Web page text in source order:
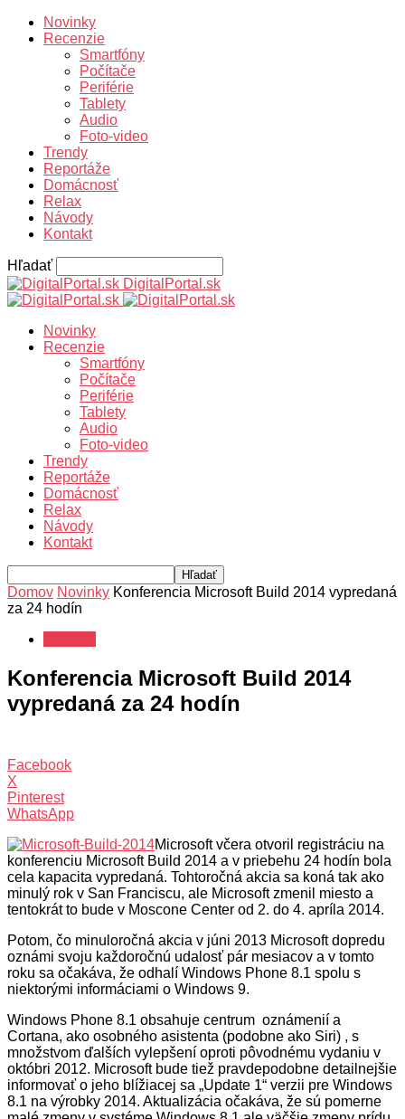
Novinky
Recenzie
Smartfóny
Počítače
Periférie
Tablety
Audio
Foto-video
Trendy
Reportáže
Domácnosť
Relax
Návody
Kontakt
Hľadať
DigitalPortal.sk
Novinky
Recenzie
Smartfóny
Počítače
Periférie
Tablety
Audio
Foto-video
Trendy
Reportáže
Domácnosť
Relax
Návody
Kontakt
Domov Novinky Konferencia Microsoft Build 2014 vypredaná
za 24 hodín
Konferencia Microsoft Build 2014
vypredaná za 24 hodín
Facebook
X
Pinterest
WhatsApp
Microsoft včera otvoril registráciu na
konferenciu Microsoft Build 2014 a v priebehu 24 hodín bola
cela kapacita vypredaná. Tohtoročná akcia sa koná tak ako
minulý rok v San Franciscu, ale Microsoft zmenil miesto a
tentokrát to bude v Moscone Center od 2. do 4. apríla 2014.
Potom, čo minuloročná akcia v júni 2013 Microsoft dopredu
oznámi svoju každoročnú udalosť pár mesiacov a v tomto
roku sa očakáva, že odhalí Windows Phone 8.1 spolu s
niektorými informáciami o Windows 9.
Windows Phone 8.1 obsahuje centrum oznámenií a
Cortana, ako osobného asistenta (podobne ako Siri) , s
množstvom ďalších vylepšení oproti pôvodnému vydaniu v
októbri 2012. Microsoft bude tiež pravdepodobne detailnejšie
informovať o jeho blížiacej sa „Update 1“ verzii pre Windows
8.1 na výrobky 2014. Aktualizácia očakáva, že sú pomerne